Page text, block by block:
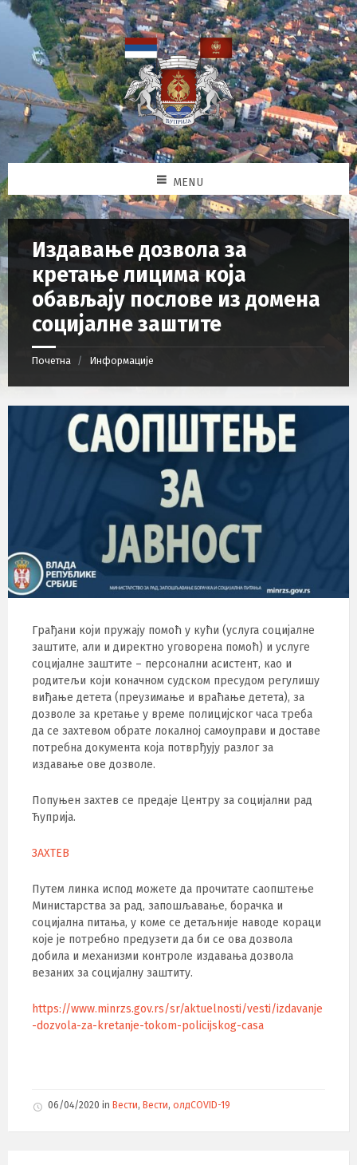
MENU
Издавање дозвола за
кретање лицима која
обављају послове из домена
социјалне заштите
Почетна Информације
Грађани који пружају помоћ у кући (услуга социјалне
заштите, али и директно уговорена помоћ) и услуге
социјалне заштите – персонални асистент, као и
родитељи који коначном судском пресудом регулишу
виђање детета (преузимање и враћање детета), за
дозволе за кретање у време полицијског часа треба
да се захтевом обрате локалној самоуправи и доставе
потребна документа која потврђују разлог за
издавање ове дозволе.
Попуњен захтев се предаје Центру за социјални рад
Ћуприја.
ЗАХТЕВ
Путем линка испод можете да прочитате саопштење
Министарства за рад, запошљавање, борачка и
социјална питања, у коме се детаљније наводе кораци
које је потребно предузети да би се ова дозвола
добила и механизми контроле издавања дозвола
везаних за социјалну заштиту.
https://www.minrzs.gov.rs/sr/aktuelnosti/vesti/izdavanje
-dozvola-za-kretanje-tokom-policijskog-casa
06/04/2020 in Вести, Вести, олдCOVID-19